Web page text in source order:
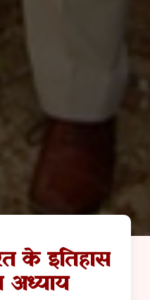
के इतिहास
अध्याय